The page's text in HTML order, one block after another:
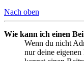
Nach oben
Wie kann ich einen
Wenn du nicht
nur deine